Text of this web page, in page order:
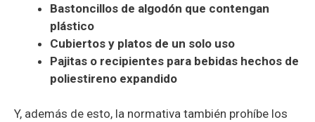
Bastoncillos de algodón que contengan
plástico
Cubiertos y platos de un solo uso
Pajitas o recipientes para bebidas hechos de
poliestireno expandido
Y, además de esto, la normativa también prohíbe los